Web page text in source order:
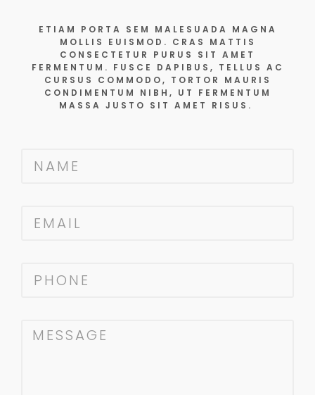
ETIAM PORTA SEM MALESUADA MAGNA
MOLLIS EUISMOD. CRAS MATTIS
CONSECTETUR PURUS SIT AMET
FERMENTUM. FUSCE DAPIBUS, TELLUS AC
CURSUS COMMODO, TORTOR MAURIS
CONDIMENTUM NIBH, UT FERMENTUM
MASSA JUSTO SIT AMET RISUS.